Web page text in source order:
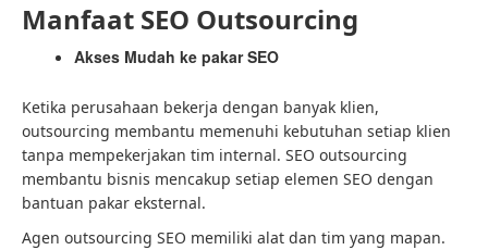
Manfaat SEO Outsourcing
Akses Mudah ke pakar SEO
Ketika perusahaan bekerja dengan banyak klien,
outsourcing membantu memenuhi kebutuhan setiap klien
tanpa mempekerjakan tim internal. SEO outsourcing
membantu bisnis mencakup setiap elemen SEO dengan
bantuan pakar eksternal.
Agen outsourcing SEO memiliki alat dan tim yang mapan.